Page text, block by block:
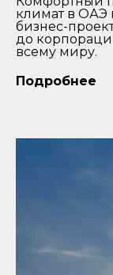
климат в ОАЭ
бизнес-
до
всему миру.
Подробнее
нажимая на
вы
обработки
722, Hayat
Dubai, UAE